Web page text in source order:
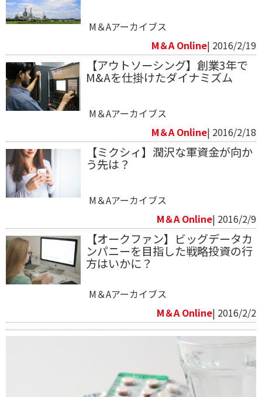
M＆Aアーカイブス
M＆A Online| 2016/2/19
【アウトソーシング】創業3年で
M&Aを仕掛けたダイナミズム
M＆Aアーカイブス
M＆A Online| 2016/2/18
【ミクシィ】潤沢な軍資金が向か
う先は？
M＆Aアーカイブス
M＆A Online| 2016/2/9
【オークファン】ビッグデータカ
ンパニーを目指した戦略投資の行
方はいかに？
M＆Aアーカイブス
M＆A Online| 2016/2/2